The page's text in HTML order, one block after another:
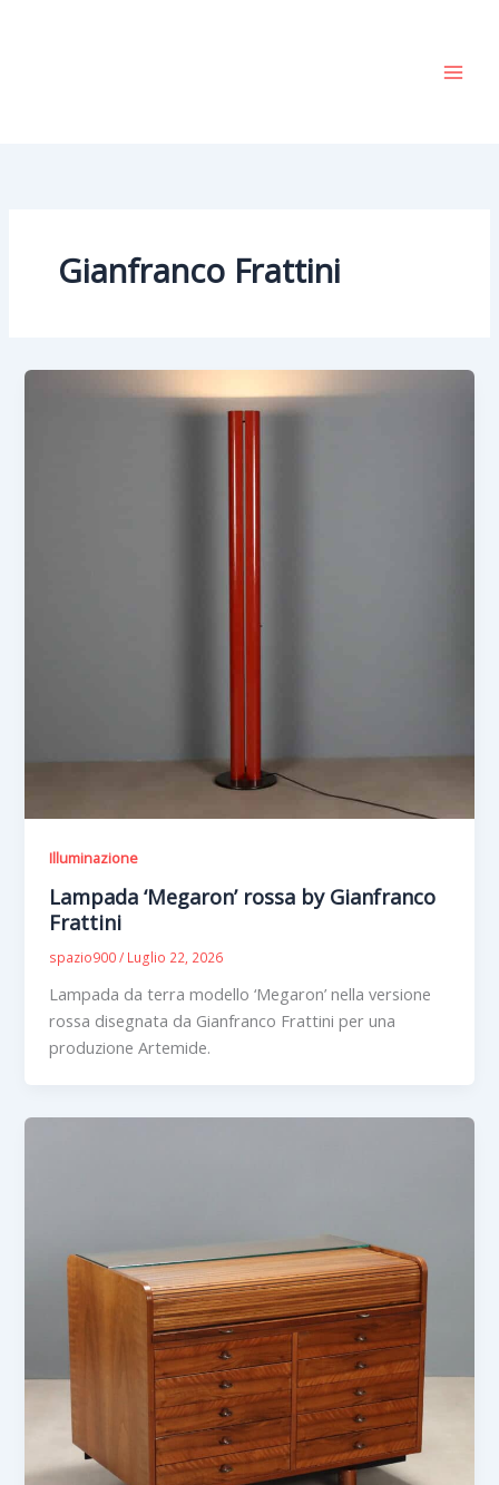
Gianfranco Frattini
Illuminazione
Lampada ‘Megaron’ rossa by Gianfranco
Frattini
spazio900/ Luglio 22, 2026
Lampada da terra modello ‘Megaron’ nella versione
rossa disegnata da Gianfranco Frattini per una
produzione Artemide.